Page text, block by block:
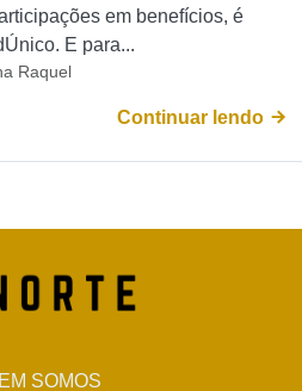
em benefícios, é
E para...
Raquel
Continuar lendo
SOMOS